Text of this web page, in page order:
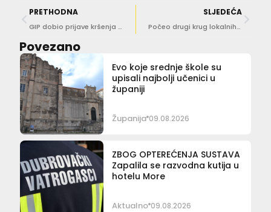
PRETHODNA
GIP dobio prijave kršenja izborne šutnje
SLJEDEĆA
Počeo drugi krug lokalnih izbora, poznato kada stižu prvi rezultati
Povezano
Evo koje srednje škole su
upisali najbolji učenici u
županiji
Županija 09.08.2026
ZBOG OPTEREĆENJA SUSTAVA
Zapalila se razvodna kutija u
hotelu More
Aktualno 09.08.2026